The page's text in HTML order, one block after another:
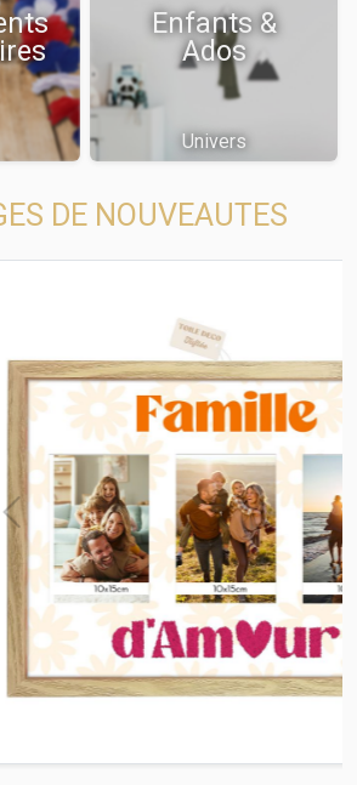
Enfants &
Ados
Univers
DE NOUVEAUTES
Next